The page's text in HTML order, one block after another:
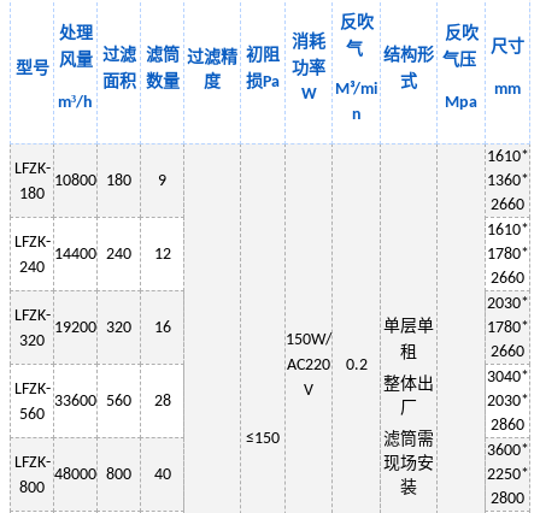
型号
处理
风量
m³/h
过滤
面积
滤筒
数量
过滤精
度
初阻
损Pa
消耗
功率
W
反吹
气
M³/mi
n
结构形
式
反吹
气压
Mpa
尺寸
mm
LFZK-
180
10800 180 9
≤150
150W/
AC220
V
0.2
单层单
租
整体出
厂
滤筒需
现场安
装
1610*
1360*
2660
LFZK-
240
14400 240 12
1610*
1780*
2660
LFZK-
320
19200 320 16
2030*
1780*
2660
LFZK-
560
33600 560 28
3040*
2030*
2860
LFZK-
800
48000 800 40
3600*
2250*
2800